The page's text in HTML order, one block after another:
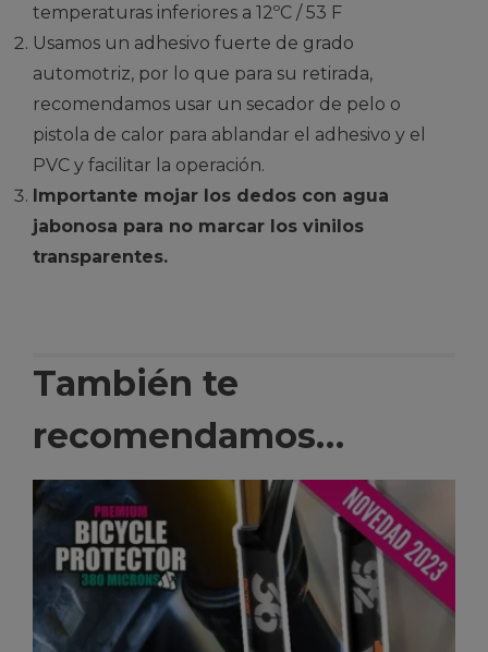
temperaturas inferiores a 12ºC / 53 F
Usamos un adhesivo fuerte de grado
automotriz, por lo que para su retirada,
recomendamos usar un secador de pelo o
pistola de calor para ablandar el adhesivo y el
PVC y facilitar la operación.
Importante mojar los dedos con agua
jabonosa para no marcar los vinilos
transparentes.
También te
recomendamos…